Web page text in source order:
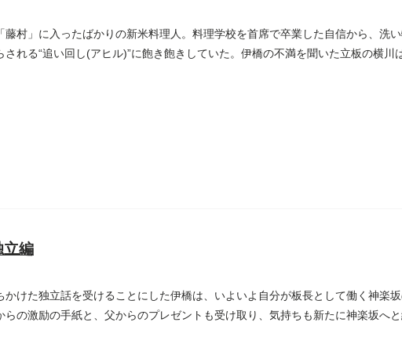
藤村」に入ったばかりの新米料理人。料理学校を首席で卒業した自信から、洗
れる“追い回し(アヒル)”に飽き飽きしていた。伊橋の不満を聞いた立板の横川
立編
かけた独立話を受けることにした伊橋は、いよいよ自分が板長として働く神楽
の激励の手紙と、父からのプレゼントも受け取り、気持ちも新たに神楽坂へと